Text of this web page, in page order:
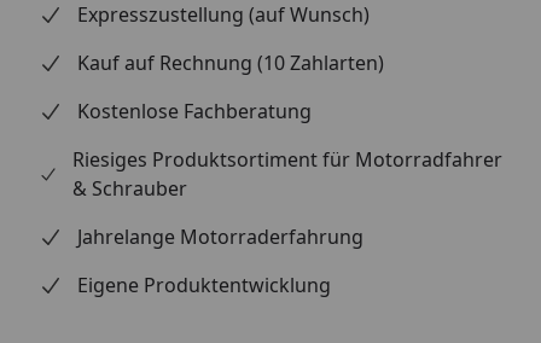
Expresszustellung (auf Wunsch)
Kauf auf Rechnung (10 Zahlarten)
Kostenlose Fachberatung
Riesiges Produktsortiment für Motorradfahrer
& Schrauber
Jahrelange Motorraderfahrung
Eigene Produktentwicklung